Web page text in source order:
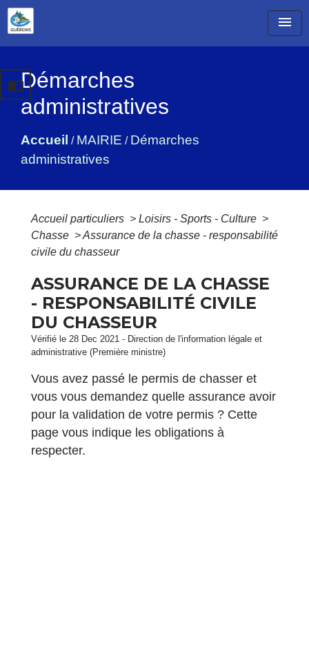
menu
Démarches
administratives
Accueil / MAIRIE / Démarches
administratives
import_contacts
Accueil particuliers > Loisirs - Sports - Culture >
Chasse >Assurance de la chasse - responsabilité
civile du chasseur
ASSURANCE DE LA CHASSE
- RESPONSABILITÉ CIVILE
DU CHASSEUR
Vérifié le 28 Dec 2021 - Direction de l'information légale et
administrative (Première ministre)
Vous avez passé le permis de chasser et
vous vous demandez quelle assurance avoir
pour la validation de votre permis ? Cette
page vous indique les obligations à
respecter.